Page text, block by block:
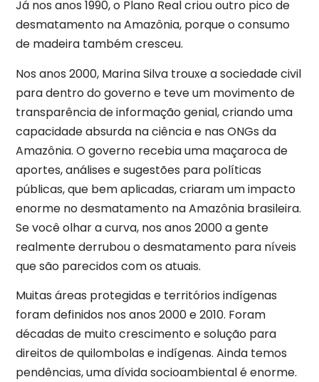
Já nos anos 1990, o Plano Real criou outro pico de
desmatamento na Amazônia, porque o consumo
de madeira também cresceu.
Nos anos 2000, Marina Silva trouxe a sociedade civil
para dentro do governo e teve um movimento de
transparência de informação genial, criando uma
capacidade absurda na ciência e nas ONGs da
Amazônia. O governo recebia uma maçaroca de
aportes, análises e sugestões para políticas
públicas, que bem aplicadas, criaram um impacto
enorme no desmatamento na Amazônia brasileira.
Se você olhar a curva, nos anos 2000 a gente
realmente derrubou o desmatamento para níveis
que são parecidos com os atuais.
Muitas áreas protegidas e territórios indígenas
foram definidos nos anos 2000 e 2010. Foram
décadas de muito crescimento e solução para
direitos de quilombolas e indígenas. Ainda temos
pendências, uma dívida socioambiental é enorme.